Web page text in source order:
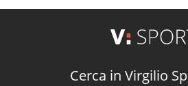
Cerca in Virgilio